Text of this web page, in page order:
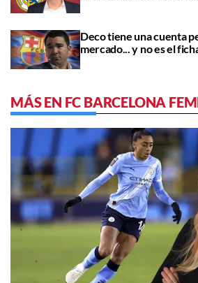
Deco tiene una cuenta
mercado... y no es el
MÁS EN FC BARCELONA